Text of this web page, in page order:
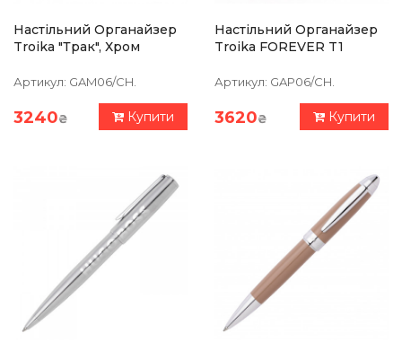
Настільний Органайзер
Troika "Трак", Хром
Артикул: GAM06/CH.
3240₴ Купити
Настільний Органайзер
Troika FOREVER T1
Артикул: GAP06/CH.
3620₴ Купити